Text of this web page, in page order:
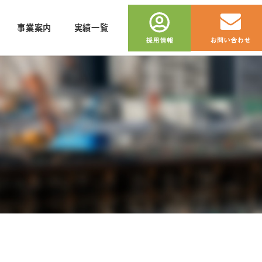
事業案内 実績一覧